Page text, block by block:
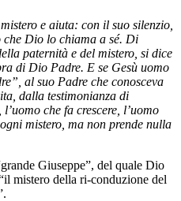
e aiuta: con il suo silenzio,
Dio lo chiama a sé. Di
paternità e del mistero, si dice
di Dio Padre. E se Gesù uomo
al suo Padre che conosceva
dalla testimonianza di
che fa crescere, l’uomo
mistero, ma non prende nulla
Giuseppe”, del quale Dio
mistero della ri-conduzione del